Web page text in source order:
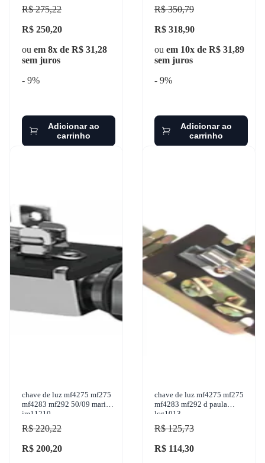
R$ 275,22
R$ 250,20
ou em 8x de R$ 31,28
sem juros
- 9%
Adicionar ao
carrinho
R$ 350,79
R$ 318,90
ou em 10x de R$ 31,89
sem juros
- 9%
Adicionar ao
carrinho
chave de luz mf4275 mf275
mf4283 mf292 50/09 marilia
im11210
R$ 220,22
R$ 200,20
chave de luz mf4275 mf275
mf4283 mf292 d paula
lcg1013
R$ 125,73
R$ 114,30